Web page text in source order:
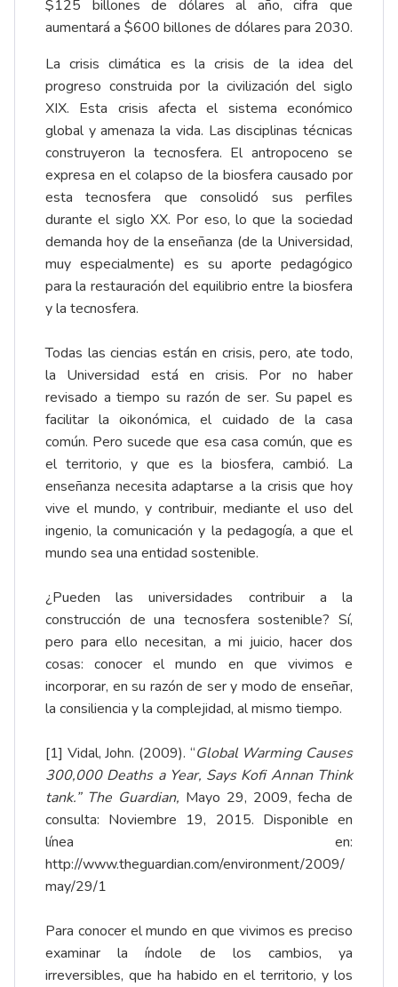
$125 billones de dólares al año, cifra que
aumentará a $600 billones de dólares para 2030.
La crisis climática es la crisis de la idea del
progreso construida por la civilización del siglo
XIX. Esta crisis afecta el sistema económico
global y amenaza la vida. Las disciplinas técnicas
construyeron la tecnosfera. El antropoceno se
expresa en el colapso de la biosfera causado por
esta tecnosfera que consolidó sus perfiles
durante el siglo XX. Por eso, lo que la sociedad
demanda hoy de la enseñanza (de la Universidad,
muy especialmente) es su aporte pedagógico
para la restauración del equilibrio entre la biosfera
y la tecnosfera.
Todas las ciencias están en crisis, pero, ate todo,
la Universidad está en crisis. Por no haber
revisado a tiempo su razón de ser. Su papel es
facilitar la oikonómica, el cuidado de la casa
común. Pero sucede que esa casa común, que es
el territorio, y que es la biosfera, cambió. La
enseñanza necesita adaptarse a la crisis que hoy
vive el mundo, y contribuir, mediante el uso del
ingenio, la comunicación y la pedagogía, a que el
mundo sea una entidad sostenible.
¿Pueden las universidades contribuir a la
construcción de una tecnosfera sostenible? Sí,
pero para ello necesitan, a mi juicio, hacer dos
cosas: conocer el mundo en que vivimos e
incorporar, en su razón de ser y modo de enseñar,
la consiliencia y la complejidad, al mismo tiempo.
[1] Vidal, John. (2009). “Global Warming Causes
300,000 Deaths a Year, Says Kofi Annan Think
tank.” The Guardian, Mayo 29, 2009, fecha de
consulta: Noviembre 19, 2015. Disponible en
línea en:
http://www.theguardian.com/environment/2009/
may/29/1
Para conocer el mundo en que vivimos es preciso
examinar la índole de los cambios, ya
irreversibles, que ha habido en el territorio, y los